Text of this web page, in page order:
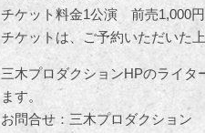
チケット料金1公演 前売1,000
チケットは、ご予約いただいた
三木プロダクションHPのライタ
ます。
お問合せ：三木プロダクション